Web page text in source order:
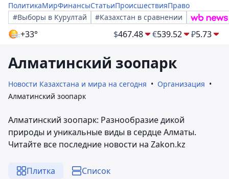
ПолитикаМирФинансыСтатьиПроисшествияПраво
#Выборы в Курултай
#Казахстан в сравнении
+33° $467.48 €539.52 ₽5.73
Алматинский зоопарк
Новости Казахстана и мира на сегодня
Организация
Алматинский зоопарк
Алматинский зоопарк: Разнообразие дикой
природы и уникальные виды в сердце Алматы.
Читайте все последние новости на Zakon.kz
Плитка Список